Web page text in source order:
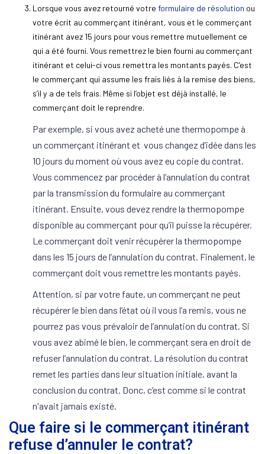
Lorsque vous avez retourné votre formulaire de résolution ou
votre écrit au commerçant itinérant, vous et le commerçant
itinérant avez 15 jours pour vous remettre mutuellement ce
qui a été fourni. Vous remettrez le bien fourni au commerçant
itinérant et celui-ci vous remettra les montants payés. C’est
le commerçant qui assume les frais liés à la remise des biens,
s’il y a de tels frais. Même si l’objet est déjà installé, le
commerçant doit le reprendre.
Par exemple, si vous avez acheté une thermopompe à
un commerçant itinérant et vous changez d’idée dans les
10 jours du moment où vous avez eu copie du contrat.
Vous commencez par procéder à l’annulation du contrat
par la transmission du formulaire au commerçant
itinérant. Ensuite, vous devez rendre la thermopompe
disponible au commerçant pour qu’il puisse la récupérer.
Le commerçant doit venir récupérer la thermopompe
dans les 15 jours de l’annulation du contrat. Finalement, le
commerçant doit vous remettre les montants payés.
Attention, si par votre faute, un commerçant ne peut
récupérer le bien dans l’état où il vous l’a remis, vous ne
pourrez pas vous prévaloir de l’annulation du contrat. Si
vous avez abimé le bien, le commerçant sera en droit de
refuser l’annulation du contrat. La résolution du contrat
remet les parties dans leur situation initiale, avant la
conclusion du contrat. Donc, c’est comme si le contrat
n'avait jamais existé.
Que faire si le commerçant itinérant
refuse d’annuler le contrat?